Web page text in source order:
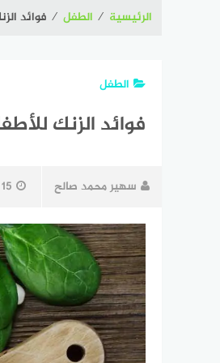
الرئيسية ⁄ الطفل ⁄ فوائد
الطفل
فوائد الزنك
سهير محمد صالح 15 فبراير، 2022